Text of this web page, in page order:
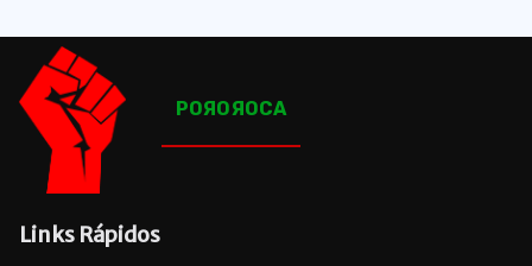
POЯOЯOCA
Links Rápidos